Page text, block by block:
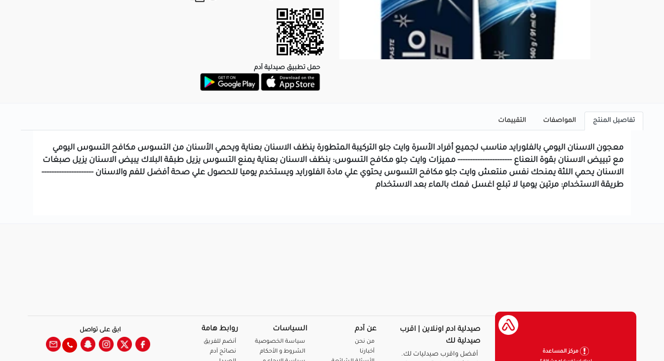
حمل تطبيق صيدلية آدم
تفاصيل المنتج المواصفات التقييمات
معجون الاسنان اليومي بالفلورايد مناسب لجميع أفراد الأسرة وايت جلو التركيبة المتطورة ينظف الاسنان بعناية ويحمي الأسنان من التسوس مكافح التسوس اليومي
مع تبييض الاسنان بقوة النعناع ---------------------- مميزات وايت جلو مكافح التسوس: ينظف الاسنان بعناية يمنع التسوس يزيل طبقة البلاك يبيض الاسنان يزيل صبغات
الاسنان يحمي اللثة يمنحك نفس منتعش وايت جلو مكافح التسوس يحتوي علي مادة الفلورايد ويستخدم يوميا للحصول علي صحة أفضل للفم والاسنان ---------------------
طريقة الاستخدام: مرتين يوميا لا تبلع اغسل فمك بالماء بعد الاستخدام
مركز المساعدة
صيدلية ادم اونلاين | اقرب
صيدلية لك
أفضل واقرب صيدليات لك.
عن آدم
من نحن
أخبارنا
السياسات
سياسة الخصوصية
الشروط و الأحكام
روابط هامة
أنضم للفريق
نصائح آدم
ابق على تواصل